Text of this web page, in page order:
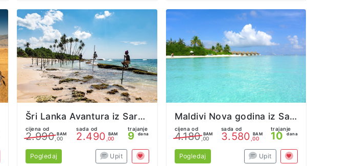
Šri Lanka Avantura iz Sarajeva
cijena od
2.990 BAM
,00
sada od
2.490 BAM
,00
trajanje
9 dana
Pogledaj Upit
Maldivi Nova godina iz Sarajeva
cijena od
4.180 BAM
,00
sada od
3.580 BAM
,00
trajanje
10 dana
Pogledaj Upit